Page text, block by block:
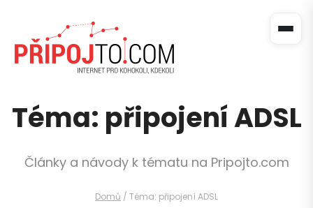
Téma: připojení ADSL
Články a návody k tématu na Pripojto.com
Domů / Téma: připojení ADSL